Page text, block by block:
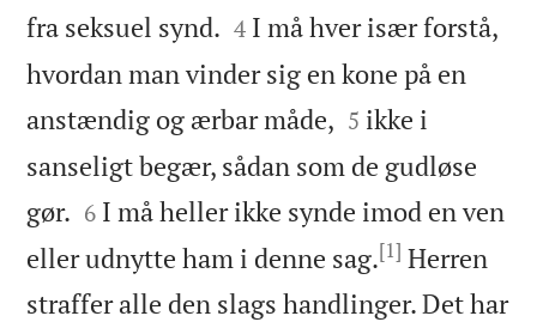
fra seksuel synd. 

4 I må hver især forstå,
hvordan man vinder sig en kone på en
anstændig og ærbar måde, 

5 ikke i
sanseligt begær, sådan som de gudløse
gør. 

6 I må heller ikke synde imod en ven
eller udnytte ham i denne sag.[1] Herren
straffer alle den slags handlinger. Det har